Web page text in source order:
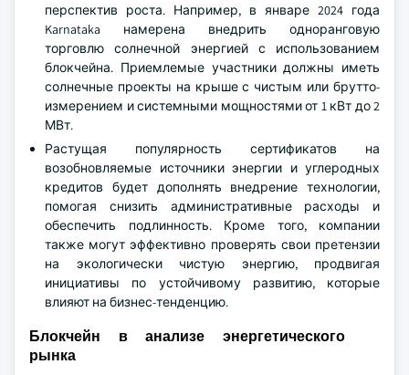
перспектив роста. Например, в январе 2024 года
Karnataka намерена внедрить одноранговую
торговлю солнечной энергией с использованием
блокчейна. Приемлемые участники должны иметь
солнечные проекты на крыше с чистым или брутто-
измерением и системными мощностями от 1 кВт до 2
МВт.
Растущая популярность сертификатов на
возобновляемые источники энергии и углеродных
кредитов будет дополнять внедрение технологии,
помогая снизить административные расходы и
обеспечить подлинность. Кроме того, компании
также могут эффективно проверять свои претензии
на экологически чистую энергию, продвигая
инициативы по устойчивому развитию, которые
влияют на бизнес-тенденцию.
Блокчейн в анализе энергетического
рынка